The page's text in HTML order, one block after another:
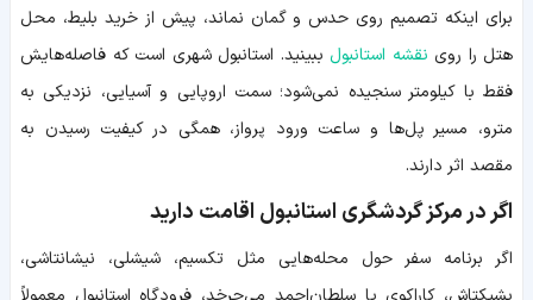
برای اینکه تصمیم روی حدس و گمان نماند، پیش از خرید بلیط، محل
هتل را روی نقشه استانبول ببینید. استانبول شهری است که فاصله‌هایش
فقط با کیلومتر سنجیده نمی‌شود؛ سمت اروپایی و آسیایی، نزدیکی به
مترو، مسیر پل‌ها و ساعت ورود پرواز، همگی در کیفیت رسیدن به
مقصد اثر دارند.
اگر در مرکز گردشگری استانبول اقامت دارید
اگر برنامه سفر حول محله‌هایی مثل تکسیم، شیشلی، نیشانتاشی،